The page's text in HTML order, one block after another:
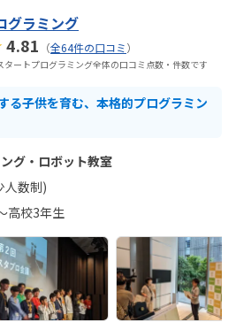
グラミング
4.81 （全64件の口コミ）
ートプログラミング全体の口コミ点数・件数です
る子供を育む、本格的プログラミン
グ・ロボット教室
人数制)
高校3年生